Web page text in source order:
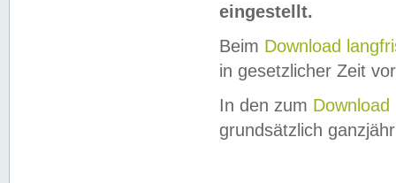
eingestellt.
Beim Download
in gesetzlicher Zeit
In den zum Download
grundsätzlich